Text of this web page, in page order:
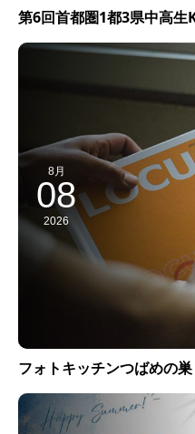
第6回首都圏1都3県中高生
8月
08
2026
フォトキッチンつばめの